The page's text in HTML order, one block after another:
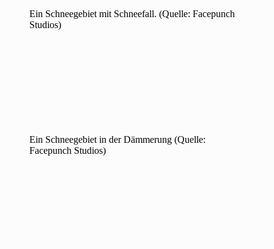
Ein Schneegebiet mit Schneefall. (Quelle: Facepunch
Studios)
Ein Schneegebiet in der Dämmerung (Quelle:
Facepunch Studios)